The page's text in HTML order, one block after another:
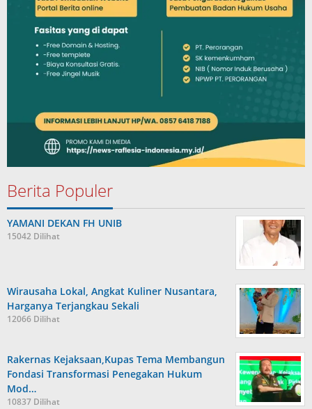
Berita Populer
YAMANI DEKAN FH UNIB
15042 Dilihat
Wirausaha Lokal, Angkat Kuliner Nusantara,
Harganya Terjangkau Sekali
12066 Dilihat
Rakernas Kejaksaan,Kupas Tema Membangun
Fondasi Transformasi Penegakan Hukum
Mod…
10837 Dilihat